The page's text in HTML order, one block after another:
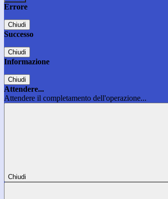
Errore
Chiudi
Successo
Chiudi
Informazione
Chiudi
Attendere...
Attendere il completamento dell'operazione...
Chiudi